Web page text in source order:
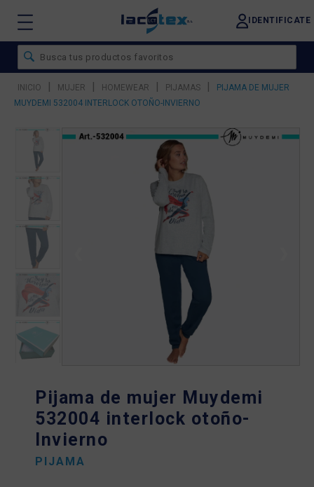
IDENTIFICATE
INICIO | MUJER | HOMEWEAR | PIJAMAS |
PIJAMA DE MUJER
MUYDEMI 532004 INTERLOCK OTOÑO-INVIERNO
Pijama de mujer Muydemi
532004 interlock otoño-
Invierno
PIJAMA